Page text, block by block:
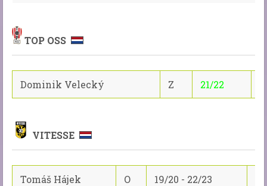
TOP OSS
Dominik Velecký Z 21/22
VITESSE
Tomáš Hájek O 19/20 - 22/23